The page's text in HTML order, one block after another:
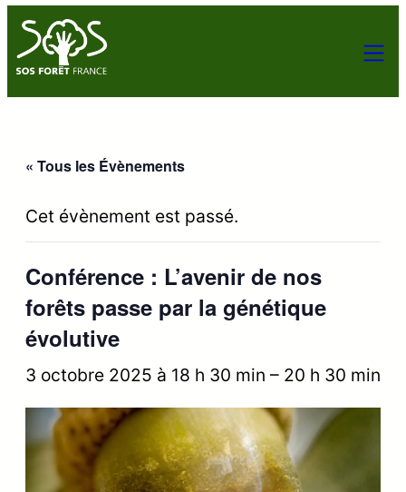
« Tous les Évènements
Cet évènement est passé.
Conférence : L’avenir de nos
forêts passe par la génétique
évolutive
3 octobre 2025 à 18 h 30 min – 20 h 30 min